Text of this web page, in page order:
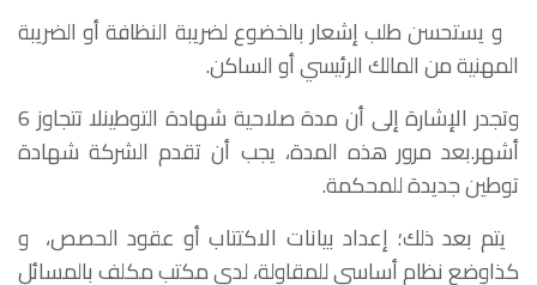
و يستحسن طلب إشعار بالخضوع لضريبة النظافة أو الضريبة
المهنية من المالك الرئيسي أو الساكن.
وتجدر الإشارة إلى أن مدة صلاحية شهادة التوطينلا تتجاوز 6
أشهر.بعد مرور هذه المدة، يجب أن تقدم الشركة شهادة
توطين جديدة للمحكمة.
يتم بعد ذلك؛ إعداد بيانات الاكتتاب أو عقود الحصص، و
كذاوضع نظام أساسي للمقاولة، لدى مكتب مكلف بالمسائل